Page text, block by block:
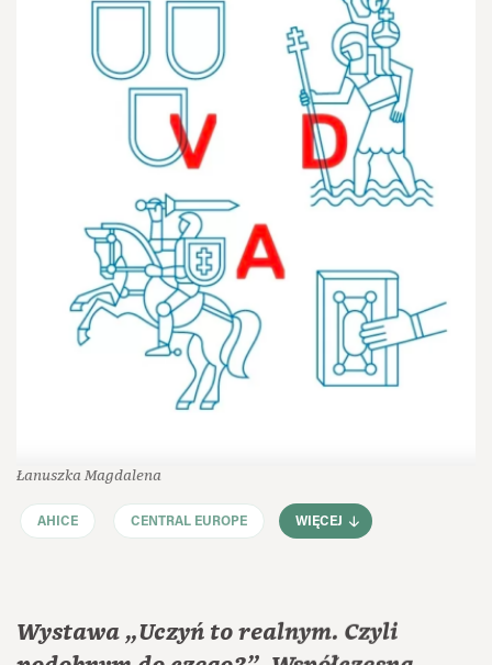
Łanuszka Magdalena
AHICE CENTRAL EUROPE WIĘCEJ
Wystawa „Uczyń to realnym. Czyli